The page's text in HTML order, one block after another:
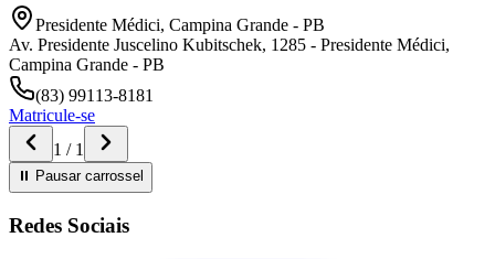
Presidente Médici, Campina Grande - PB
Av. Presidente Juscelino Kubitschek, 1285 - Presidente Médici,
Campina Grande - PB
(83) 99113-8181
Matricule-se
1 / 1
⏸ Pausarcarrossel
Redes Sociais